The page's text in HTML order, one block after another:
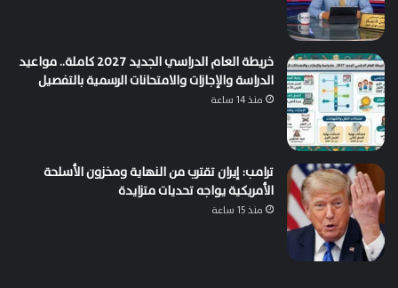
خريطة العام الدراسي الجديد 2027 كاملة.. مواعيد
الدراسة والإجازات والامتحانات الرسمية بالتفصيل
منذ 14 ساعة
ترامب: إيران تقترب من النهاية ومخزون الأسلحة
الأمريكية يواجه تحديات متزايدة
منذ 15 ساعة